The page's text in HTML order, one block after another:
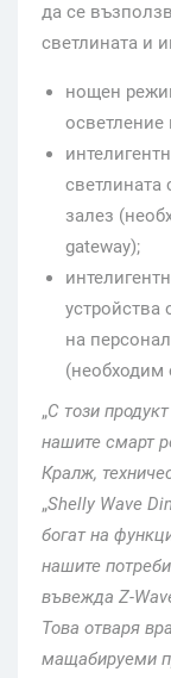
да се
светлината и
нощен
осветление
светлината
залез
gateway);
устройства
на
(необходим
„С този
нашите смарт
Кралж,
„Shelly Wave
богат на
нашите
въвежда Z-
Това отваря
мащабируеми